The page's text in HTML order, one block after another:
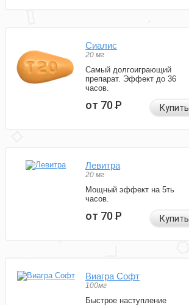
Сиалис
20 мг
Самый долгоиграющий
препарат. Эффект до 36
часов.
от 70Р Купить
Левитра
20 мг
Мощный эффект на 5ть
часов.
от 70Р Купить
Виагра Софт
100мг
Быстрое наступление